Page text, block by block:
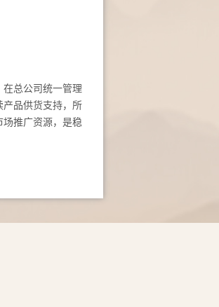
总公司统一管理
品供货支持，所
推广资源，是稳